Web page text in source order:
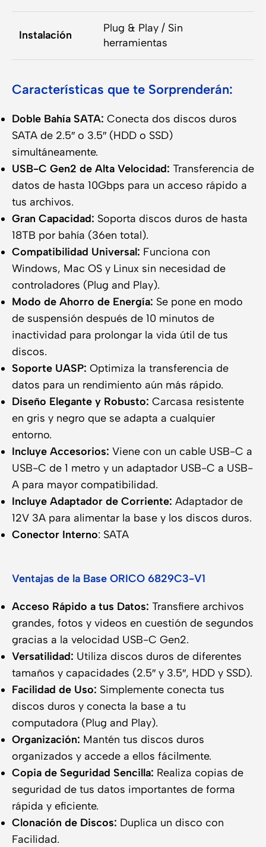
Instalación
Plug & Play / Sin
herramientas
Características que te Sorprenderán:
Doble Bahía SATA: Conecta dos discos duros
SATA de 2.5″ o 3.5″ (HDD o SSD)
simultáneamente.
USB-C Gen2 de Alta Velocidad: Transferencia de
datos de hasta 10Gbps para un acceso rápido a
tus archivos.
Gran Capacidad: Soporta discos duros de hasta
18TB por bahía (36en total).
Compatibilidad Universal: Funciona con
Windows, Mac OS y Linux sin necesidad de
controladores (Plug and Play).
Modo de Ahorro de Energía: Se pone en modo
de suspensión después de 10 minutos de
inactividad para prolongar la vida útil de tus
discos.
Soporte UASP: Optimiza la transferencia de
datos para un rendimiento aún más rápido.
Diseño Elegante y Robusto: Carcasa resistente
en gris y negro que se adapta a cualquier
entorno.
Incluye Accesorios: Viene con un cable USB-C a
USB-C de 1 metro y un adaptador USB-C a USB-
A para mayor compatibilidad.
Incluye Adaptador de Corriente: Adaptador de
12V 3A para alimentar la base y los discos duros.
Conector Interno: SATA
Ventajas de la Base ORICO 6829C3-V1
Acceso Rápido a tus Datos: Transfiere archivos
grandes, fotos y videos en cuestión de segundos
gracias a la velocidad USB-C Gen2.
Versatilidad: Utiliza discos duros de diferentes
tamaños y capacidades (2.5″ y 3.5″, HDD y SSD).
Facilidad de Uso: Simplemente conecta tus
discos duros y conecta la base a tu
computadora (Plug and Play).
Organización: Mantén tus discos duros
organizados y accede a ellos fácilmente.
Copia de Seguridad Sencilla: Realiza copias de
seguridad de tus datos importantes de forma
rápida y eficiente.
Clonación de Discos: Duplica un disco con
Facilidad.